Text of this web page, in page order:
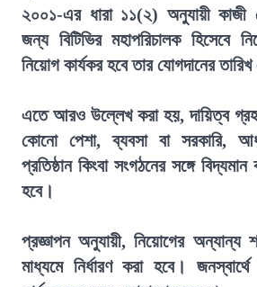
২০০১-এর ধারা ১১(২) অনুযায়ী কাজী
জন্য বিটিভির মহাপরিচালক হিসেবে
নিয়োগ কার্যকর হবে তার যোগদানের
এতে আরও উল্লেখ করা হয়, দায়িত্ব
কোনো পেশা, ব্যবসা বা সরকারি,
প্রতিষ্ঠান কিংবা সংগঠনের সঙ্গে
হবে।
প্রজ্ঞাপন অনুযায়ী, নিয়োগের অন্যান্য
মাধ্যমে নির্ধারণ করা হবে।